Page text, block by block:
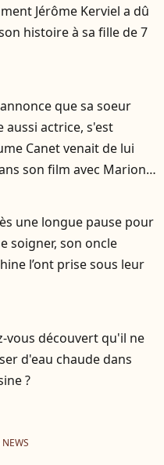
Jérôme Kerviel a dû
histoire à sa fille de 7
que sa soeur
aussi actrice, s'est
Canet venait de lui
son film avec Marion
une longue pause pour
soigner, son oncle
l’ont prise sous leur
vous découvert qu'il ne
d'eau chaude dans
?
NEWS